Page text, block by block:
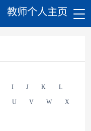
教师个人主页
I J K L
U V W X